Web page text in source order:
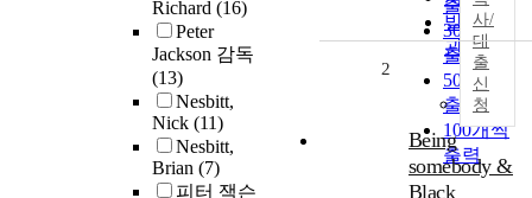
Richard (16)
Peter
Jackson 감독
(13)
Nesbitt,
Nick (11)
Nesbitt,
Brian (7)
피터 잭슨
발행기
관순
출력
30개씩
출력
50개씩
출력
100개씩
출력
사/
대
출
신
청
2
Being
somebody &
Black